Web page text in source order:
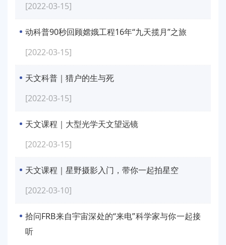
[2022-03-15]
动科普90秒回顾嫦娥工程16年“九天揽月”之旅
[2022-03-15]
天文科普｜猎户的生与死
[2022-03-15]
天文课程｜大型光学天文望远镜
[2022-03-15]
天文课程｜星野摄影入门，带你一起拍星空
[2022-03-10]
拾问FRB来自宇宙深处的“来电”科学家与你一起接
听